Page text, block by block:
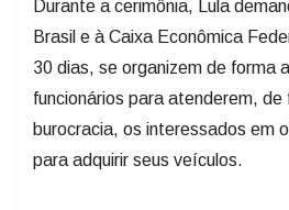
Durante a cerimônia, Lula
Brasil e à Caixa Econômica
30 dias, se organizem de forma
funcionários para atenderem,
burocracia, os interessados em
para adquirir seus veículos.